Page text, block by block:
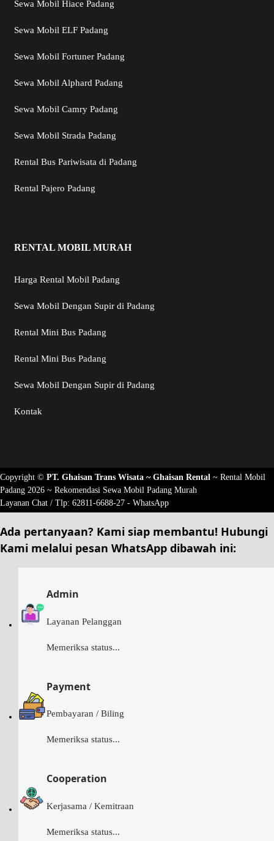
Sewa Mobil Hiace Padang
Sewa Mobil ELF Padang
Sewa Mobil Fortuner Padang
Sewa Mobil Alphard Padang
Sewa Mobil Camry Padang
Sewa Mobil Strada Padang
Rental Bus Pariwisata di Padang
Rental Pajero Padang
RENTAL MOBIL MURAH
Harga Rental Mobil Padang
Sewa Mobil Dengan Supir di Padang
Rental Mini Bus Padang
Rental Mini Bus Padang
Sewa Mobil Dengan Supir di Padang
Kontak
Copyright © PT. Ghaisan Trans Wisata ~ Ghaisan Rental ~ Rental Mobil
Padang 2026 ~ Rekomendasi Sewa Mobil Padang Murah
Layanan Chat / Tlp: 62811-6688-27 - WhatsApp
Ada pertanyaan? Kami siap membantu! Hubungi
Kami melalui pesan WhatsApp dibawah ini:
Admin
Layanan Pelanggan
Memeriksa status...
Payment
Pembayaran / Biling
Memeriksa status...
Cooperation
Kerjasama / Kemitraan
Memeriksa status...